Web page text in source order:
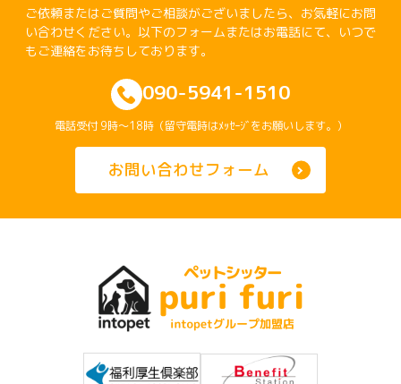
ご依頼またはご質問やご相談がございましたら、お気軽にお問
い合わせください。以下のフォームまたはお電話にて、いつで
もご連絡をお待ちしております。
090-5941-1510
電話受付 9時～18時（留守電時はﾒｯｾｰｼﾞをお願いします。）
お問い合わせフォーム